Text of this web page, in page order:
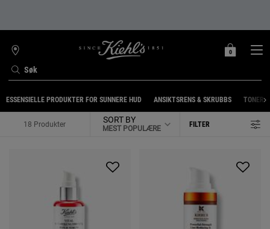
Søk
FINN
BUTIKK
MIN
0
0 PRODUKT
ESSENSIELLE PRODUKTER FOR SUNNERE HUD ANSIKTSRENS & SKRUBBS TONER
18 Produkter SORT BY FILTER
FILTERMENY